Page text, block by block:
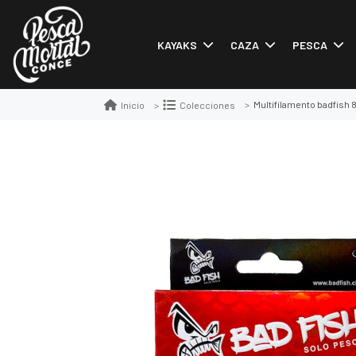
KAYAKS CAZA PESCA
Inicio Colecciones Multifilamento badfish